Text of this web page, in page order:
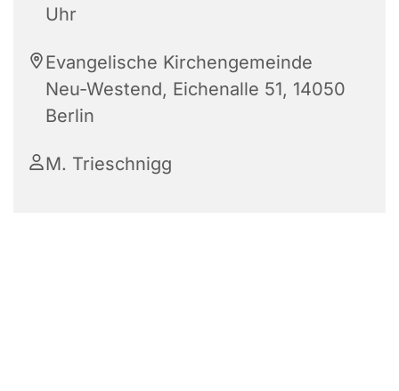
Uhr
Evangelische Kirchengemeinde
Neu-Westend, Eichenalle 51, 14050
Berlin
M. Trieschnigg